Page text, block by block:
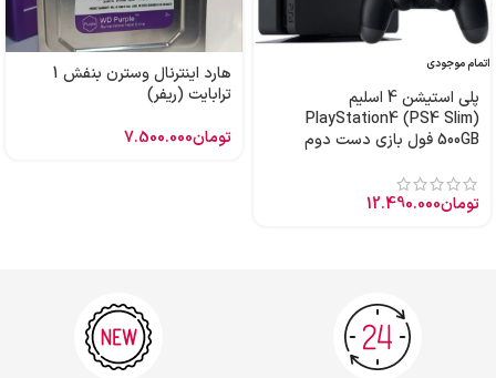
اتمام موجودی
پلی استیشن 4 اسلیم
PlayStation4 (PS4 Slim)
500GB فول بازی دست دوم
تومان12.490.000
هارد اینترنال وسترن بنفش 1
ترابایت (ریفر)
تومان7.500.000